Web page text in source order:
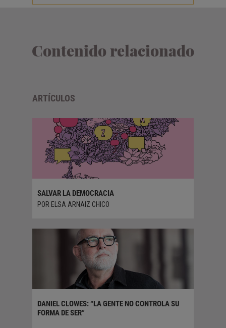
Contenido relacionado
ARTÍCULOS
SALVAR LA DEMOCRACIA
POR ELSA ARNAIZ CHICO
DANIEL CLOWES: “LA GENTE NO CONTROLA SU
FORMA DE SER”